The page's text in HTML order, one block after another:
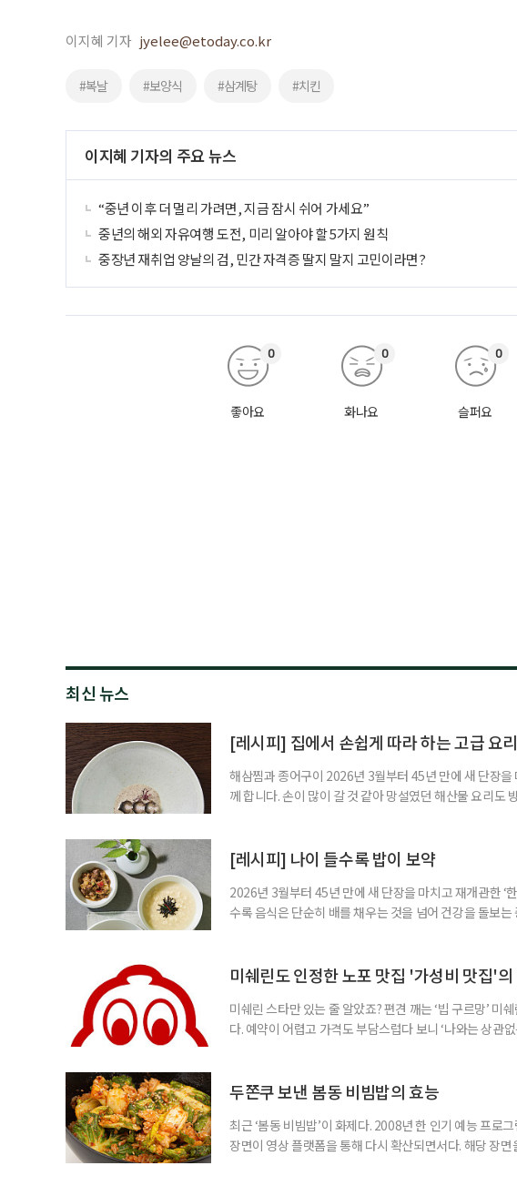
이지혜 기자 jyelee@etoday.co.kr
#복날 #보양식 #삼계탕 #치킨
이지혜 기자의 주요 뉴스
“중년 이후 더 멀리 가려면, 지금 잠시 쉬어 가세요”
중년의 해외 자유여행 도전, 미리 알아야 할 5가지 원칙
중장년 재취업 양날의 검, 민간 자격증 딸지 말지 고민이라면?
좋아요
0
화나요
0
슬퍼요
0
최신 뉴스
[레시피] 집에서 손쉽게 따라 하는 고급 요리
해삼찜과 종어구이 2026년 3월부터 45년 만에 새 단장을
께 합니다. 손이 많이 갈 것 같아 망설였던 해산물 요리도
강식’으로 바뀌는 경험을 하게 된다. 쫄깃함 대신 부드럽
[레시피] 나이 들수록 밥이 보약
2026년 3월부터 45년 만에 새 단장을 마치고 재개관한 ‘
수록 음식은 단순히 배를 채우는 것을 넘어 건강을 돌보
보리밥은 중장년 식탁에 특히 잘 어울리는 메뉴다. 전통의
미쉐린도 인정한 노포 맛집 '가성비 맛집'의
미쉐린 스타만 있는 줄 알았죠? 편견 깨는 ‘빕 구르망’ 미
다. 예약이 어렵고 가격도 부담스럽다 보니 ‘나와는 상관
린 가이드가 도입한 제도다. 비교적 합리적인 가격에 수준
두쫀쿠 보낸 봄동 비빔밥의 효능
최근 ‘봄동 비빔밥’이 화제다. 2008년 한 인기 예능 프로
장면이 영상 플랫폼을 통해 다시 확산되면서다. 해당 장